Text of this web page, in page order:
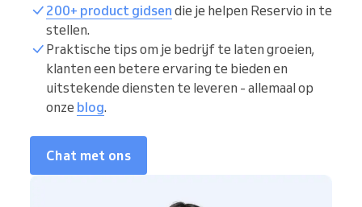
200+ product gidsen die je helpen Reservio in te
stellen.
Praktische tips om je bedrijf te laten groeien,
klanten een betere ervaring te bieden en
uitstekende diensten te leveren - allemaal op
onze blog.
Chat met ons